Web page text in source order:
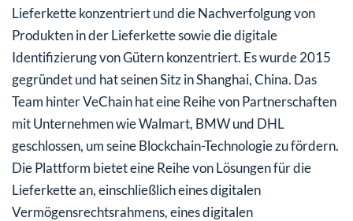
Lieferkette konzentriert und die Nachverfolgung von
Produkten in der Lieferkette sowie die digitale
Identifizierung von Gütern konzentriert. Es wurde 2015
gegründet und hat seinen Sitz in Shanghai, China. Das
Team hinter VeChain hat eine Reihe von Partnerschaften
mit Unternehmen wie Walmart, BMW und DHL
geschlossen, um seine Blockchain-Technologie zu fördern.
Die Plattform bietet eine Reihe von Lösungen für die
Lieferkette an, einschließlich eines digitalen
Vermögensrechtsrahmens, eines digitalen